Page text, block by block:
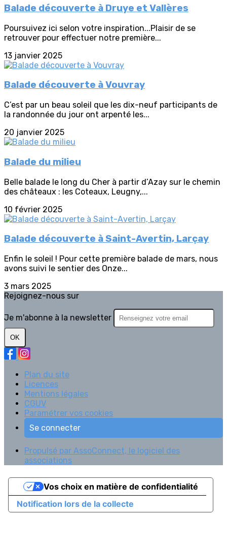
Balade découverte à Druye et Vallères
Poursuivez ici selon votre inspiration...Plaisir de se
retrouver pour effectuer notre première...
13 janvier 2025
Balade découverte à Vouvray
C’est par un beau soleil que les dix-neuf participants de
la randonnée du jour ont arpenté les...
20 janvier 2025
Balade du milieu
Belle balade le long du Cher à partir d’Azay sur le chemin
des châteaux : les Coteaux, Leugny,...
10 février 2025
Balade découverte à Saint-Avertin, Larçay
Enfin le soleil ! Pour cette première balade de mars, nous
avons suivi le sentier des Onze...
3 mars 2025
Rejoignez-nous sur
Je m'abonne à la newsletter
OK
Plan du site
Licences
Mentions légales
CGUV
Paramétrer vos cookies
Se connecter
Propulsé par AssoConnect, le logiciel des
associations
Notification lors de la collecte
Vos choix en matière de confidentialité